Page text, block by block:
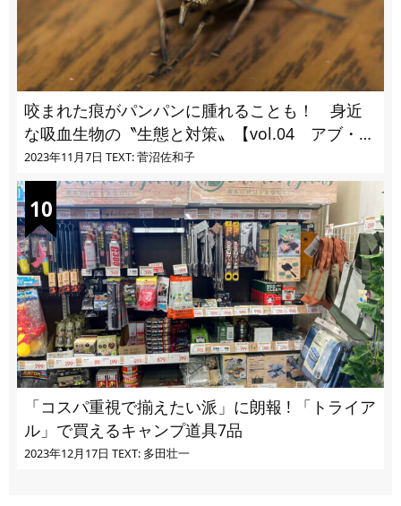
咬まれた痕がパンパンに腫れることも！ 身近
な吸血生物の〝生態と対策〟【vol.04 アブ・ブ
ユ・ヌカカ】
2023年11月7日 TEXT: 菅沼佐和子
「コスパ重視で揃えたい派」に朗報 ! 「トライア
ル」で買えるキャンプ道具7品
2023年12月17日 TEXT: 多田壮一